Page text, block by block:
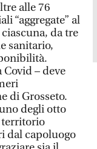
alle 76
“aggregate” al
da tre
sanitario,
– deve
di Grosseto.
degli otto
territorio
dal capoluogo